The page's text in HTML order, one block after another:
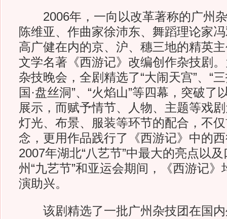
2006年，一向以改革著称的广州杂
陈维亚、作曲家徐沛东、舞蹈理论家
高广健在内的京、沪、穗三地的精英
文学名著《西游记》改编创作杂技剧
杂技晚会，全剧精选了“大闹天宫”、“
国·盘丝洞”、“火焰山”等四幕，突破了
展示，而赋予情节、人物、主题等戏
灯光、布景、服装等环节的配合，不仅
念，更用作品践行了《西游记》中的
2007年湖北“八艺节”中最大的亮点以
州“九艺节”和亚运会期间，《西游记
演助兴。
该剧精选了一批广州杂技团在国内